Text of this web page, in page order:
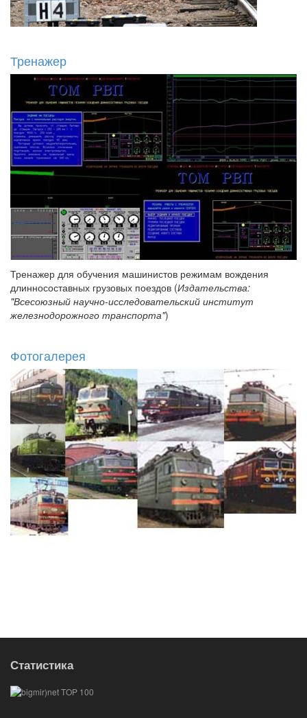
Тренажер
Тренажер для обучения машинистов режимам вождения
длинносоставных грузовых поездов (Издательства:
"Всесоюзный научно-исследовательский институт
железнодорожного транспорта")
Фотогалерея
Статистика